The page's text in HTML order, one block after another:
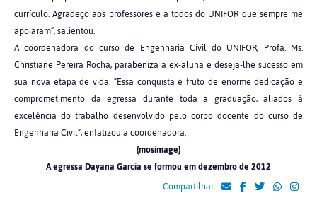
currículo. Agradeço aos professores e a todos do UNIFOR que sempre me
apoiaram”, salientou.
A coordenadora do curso de Engenharia Civil do UNIFOR, Profa. Ms.
Christiane Pereira Rocha, parabeniza a ex-aluna e deseja-lhe sucesso em
sua nova etapa de vida. “Essa conquista é fruto de enorme dedicação e
comprometimento da egressa durante toda a graduação, aliados à
excelência do trabalho desenvolvido pelo corpo docente do curso de
Engenharia Civil”, enfatizou a coordenadora.
{mosimage}
A egressa Dayana Garcia se formou em dezembro de 2012
Compartilhar